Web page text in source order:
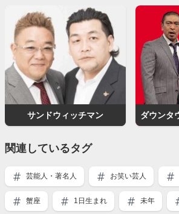
サンドウィッチマン
関連しているタグ
芸能人・著名人 お笑い芸人
蟹座 1日生まれ 未年